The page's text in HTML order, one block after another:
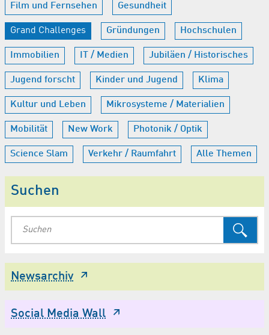
Film und Fernsehen Gesundheit
Grand Challenges Gründungen Hochschulen
Immobilien IT / Medien Jubiläen / Historisches
Jugend forscht Kinder und Jugend Klima
Kultur und Leben Mikrosysteme / Materialien
Mobilität New Work Photonik / Optik
Science Slam Verkehr / Raumfahrt Alle Themen
Suchen
Newsarchiv
Social Media Wall